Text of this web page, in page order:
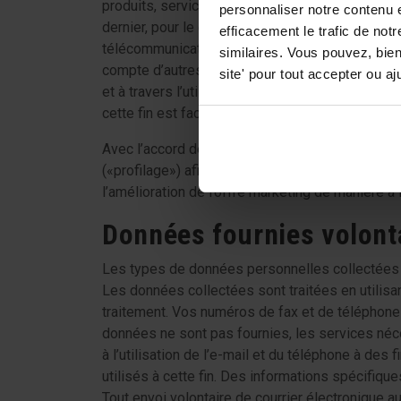
personnaliser notre
efficacement le trafic de
similaires. Vous pouvez,
site' pour tout accepter ou
produits, services et événements (ci-après
dernier, pour le compte des sociétésTatamix
télécommunications, TIC, assurance et sans
compte d’autres catégories de tiers
et à travers l’utilisation de techniques de
cette fin est facultative et le traitement
Avec l’accord des parties intéressées, les
(«profilage») afin d’améliorer la
l’amélioration de l’offre marketing de manière
Données fournies
Les types de données personnelles
Les données collectées sont traitées en
traitement. Vos numéros de fax et de
données ne sont pas fournies, les services
à l’utilisation de l’e-mail et du téléphone à
utilisés à cette fin. Des informations